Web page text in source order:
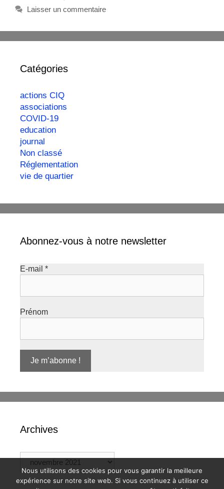
Laisser un commentaire
Catégories
actions CIQ
associations
COVID-19
education
journal
Non classé
Réglementation
vie de quartier
Abonnez-vous à notre newsletter
E-mail *
Prénom
Archives
Nous utilisons des cookies pour vous garantir la meilleure
expérience sur notre site web. Si vous continuez à utiliser ce